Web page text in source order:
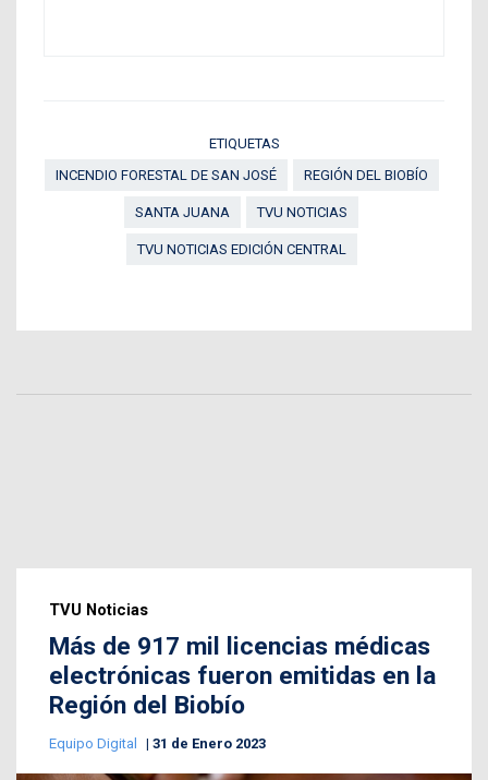
ETIQUETAS
INCENDIO FORESTAL DE SAN JOSÉ
REGIÓN DEL BIOBÍO
SANTA JUANA TVU NOTICIAS
TVU NOTICIAS EDICIÓN CENTRAL
TVU Noticias
Más de 917 mil licencias médicas
electrónicas fueron emitidas en la
Región del Biobío
Equipo Digital 31 de Enero 2023